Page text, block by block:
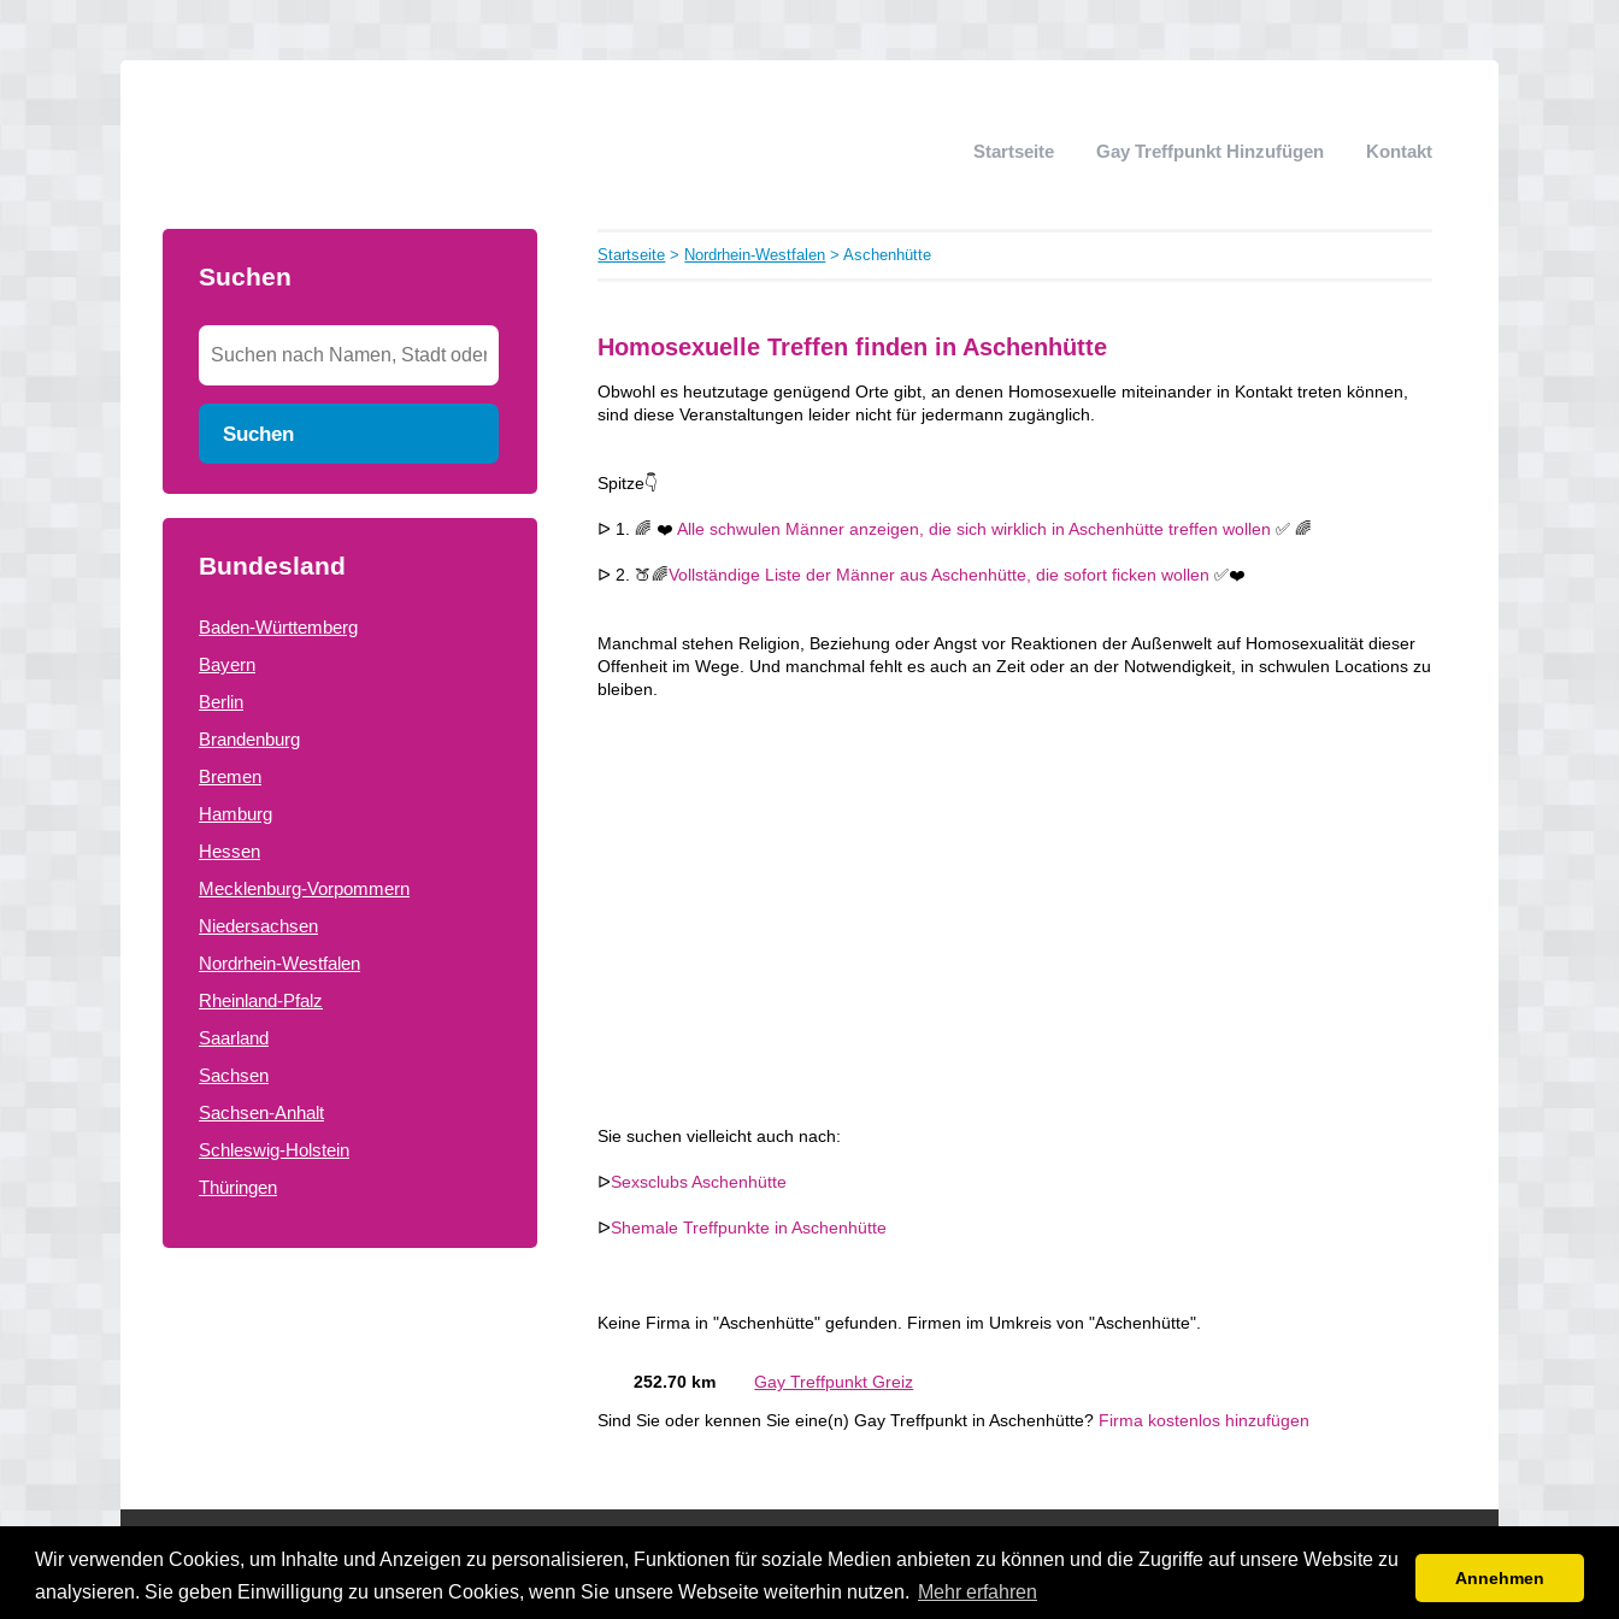
Wir verwenden Cookies, um Inhalte und Anzeigen zu personalisieren, Funktionen für soziale Medien anbieten zu können und die Zugriffe auf unsere Website zu
analysieren. Sie geben Einwilligung zu unseren Cookies, wenn Sie unsere Webseite weiterhin nutzen. Mehr erfahren
Annehmen
Startseite Gay Treffpunkt Hinzufügen Kontakt
Suchen
Suchen
Bundesland
Baden-Württemberg
Bayern
Berlin
Brandenburg
Bremen
Hamburg
Hessen
Mecklenburg-Vorpommern
Niedersachsen
Nordrhein-Westfalen
Rheinland-Pfalz
Saarland
Sachsen
Sachsen-Anhalt
Schleswig-Holstein
Thüringen
Startseite > Nordrhein-Westfalen > Aschenhütte
Homosexuelle Treffen finden in Aschenhütte
Obwohl es heutzutage genügend Orte gibt, an denen Homosexuelle miteinander in Kontakt treten können,
sind diese Veranstaltungen leider nicht für jedermann zugänglich.
Spitze👇
ᐅ 1. 🌈 ❤️Alle schwulen Männer anzeigen, die sich wirklich in Aschenhütte treffen wollen ✅ 🌈
ᐅ 2. 🍑🌈Vollständige Liste der Männer aus Aschenhütte, die sofort ficken wollen ✅❤️
Manchmal stehen Religion, Beziehung oder Angst vor Reaktionen der Außenwelt auf Homosexualität dieser
Offenheit im Wege. Und manchmal fehlt es auch an Zeit oder an der Notwendigkeit, in schwulen Locations zu
bleiben.
Sie suchen vielleicht auch nach:
ᐅSexsclubs Aschenhütte
ᐅShemale Treffpunkte in Aschenhütte
Keine Firma in "Aschenhütte" gefunden. Firmen im Umkreis von "Aschenhütte".
252.70 km Gay Treffpunkt Greiz
Sind Sie oder kennen Sie eine(n) Gay Treffpunkt in Aschenhütte? Firma kostenlos hinzufügen